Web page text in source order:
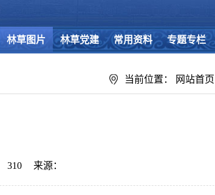
林草图片 林草党建 常用资料 专题专栏
当前位置： 网站首页
310 来源：